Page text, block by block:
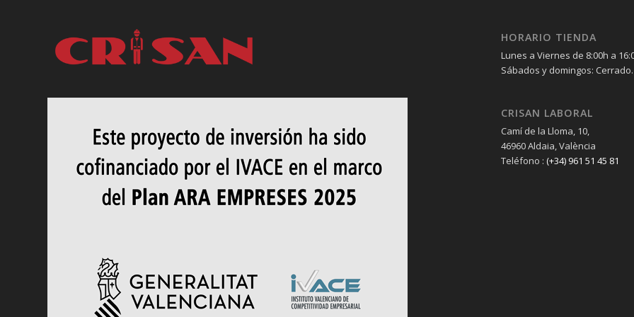
HORARIO TIENDA
Lunes a Viernes de 8:00h a
Sábados y domingos: Cerrado.
CRISAN LABORAL
Camí de la Lloma, 10,
46960 Aldaia, València
Teléfono :(+34) 961 51 45 81